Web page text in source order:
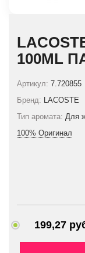
100ML
Артикул: 7.720855
Бренд: LACOSTE
Тип аромата: Для
100% Оригинал
199,27